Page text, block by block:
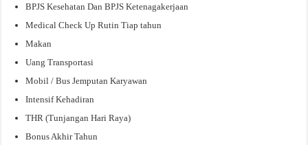
BPJS Kesehatan Dan BPJS Ketenagakerjaan
Medical Check Up Rutin Tiap tahun
Makan
Uang Transportasi
Mobil / Bus Jemputan Karyawan
Intensif Kehadiran
THR (Tunjangan Hari Raya)
Bonus Akhir Tahun